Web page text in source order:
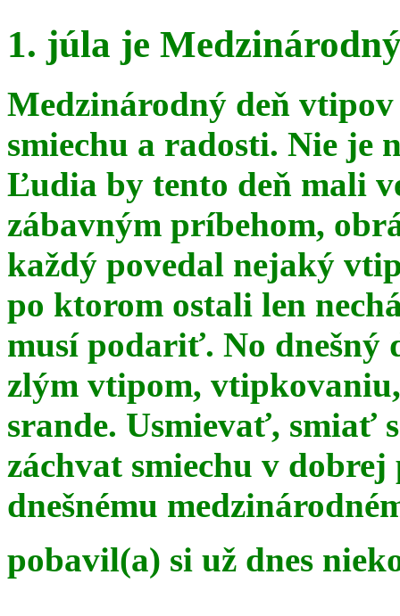
1. júla je
Medzinárodný deň
smiechu a radosti. Nie je
Ľudia by tento deň mali
zábavným príbehom,
každý povedal nejaký
po ktorom ostali len
musí podariť. No dnešný
zlým vtipom,
srande. Usmievať, smiať
záchvat smiechu v
dnešnému
pobavil(a) si už dnes